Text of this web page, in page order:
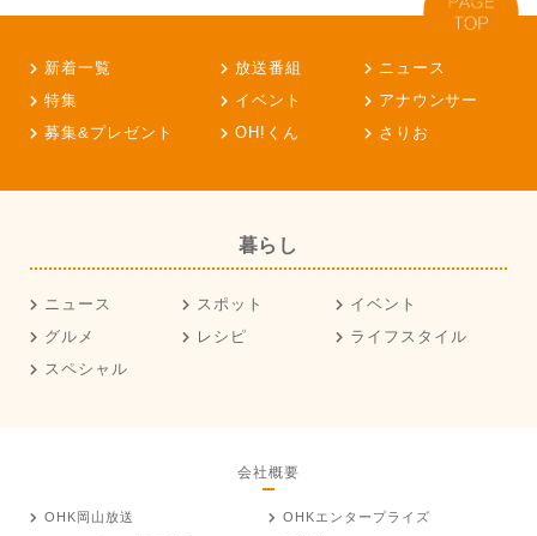
新着一覧 放送番組
ニュース
特集
イベント
アナウンサー
募集&プレゼント
OH!くん さりお
暮らし
ニュース スポット
イベント
グルメ
レシピ
ライフスタイル
スペシャル
会社概要
OHK岡山放送
OHKエンタープライズ